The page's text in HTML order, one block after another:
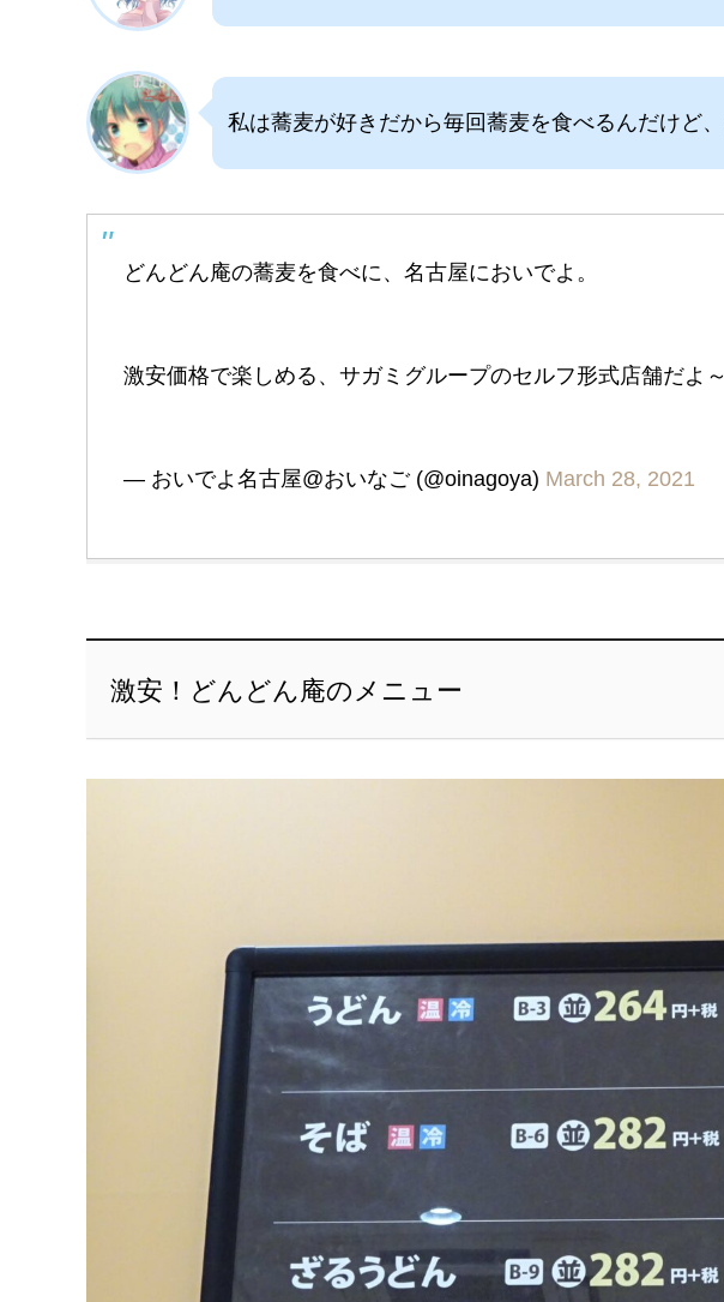
私は蕎麦が好きだから毎回蕎麦を食べるんだけど、
どんどん庵の蕎麦を食べに、名古屋においでよ。
激安価格で楽しめる、サガミグループのセルフ形式店舗だよ～
— おいでよ名古屋@おいなご (@oinagoya) March 28, 2021
激安！どんどん庵のメニュー